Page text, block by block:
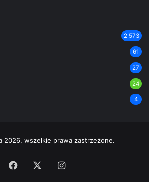
2 573
61
27
24
4
2026, wszelkie prawa zastrzeżone.
Facebook Instagram